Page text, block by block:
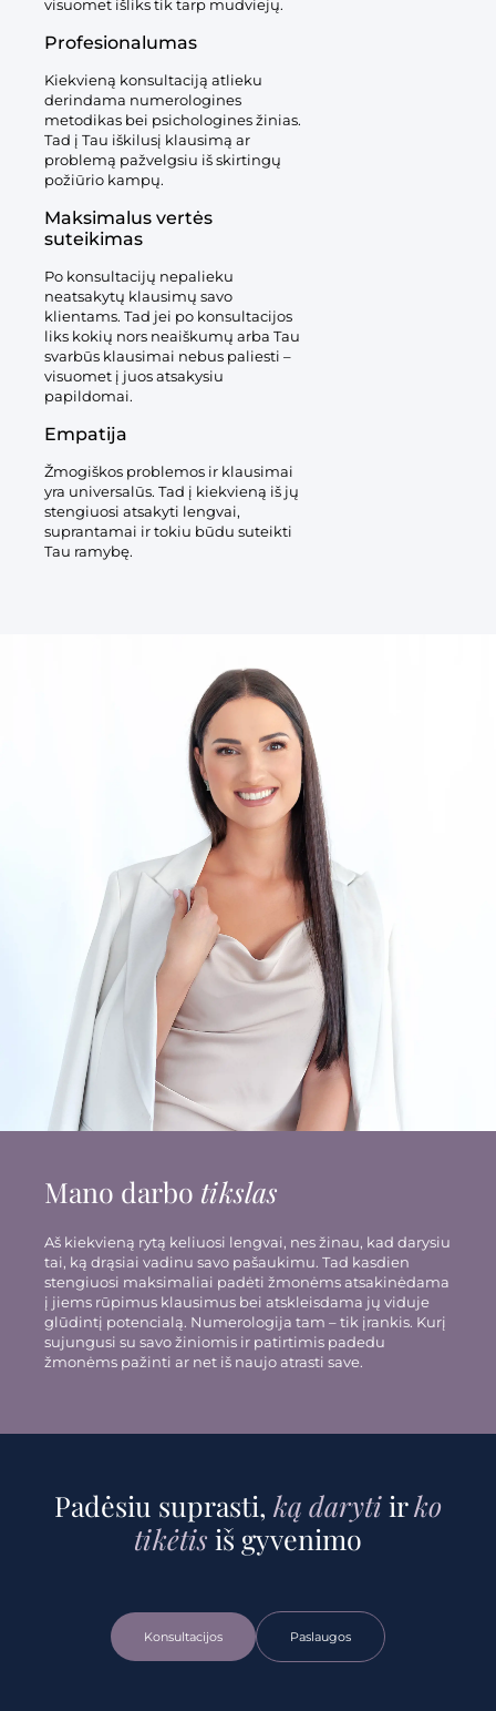
visuomet išliks tik tarp mudviejų.
Profesionalumas
Kiekvieną konsultaciją atlieku
derindama numerologines
metodikas bei psichologines žinias.
Tad į Tau iškilusį klausimą ar
problemą pažvelgsiu iš skirtingų
požiūrio kampų.
Maksimalus vertės
suteikimas
Po konsultacijų nepalieku
neatsakytų klausimų savo
klientams. Tad jei po konsultacijos
liks kokių nors neaiškumų arba Tau
svarbūs klausimai nebus paliesti –
visuomet į juos atsakysiu
papildomai.
Empatija
Žmogiškos problemos ir klausimai
yra universalūs. Tad į kiekvieną iš jų
stengiuosi atsakyti lengvai,
suprantamai ir tokiu būdu suteikti
Tau ramybę.
Mano darbo tikslas
Aš kiekvieną rytą keliuosi lengvai, nes žinau, kad darysiu
tai, ką drąsiai vadinu savo pašaukimu. Tad kasdien
stengiuosi maksimaliai padėti žmonėms atsakinėdama
į jiems rūpimus klausimus bei atskleisdama jų viduje
glūdintį potencialą. Numerologija tam – tik įrankis. Kurį
sujungusi su savo žiniomis ir patirtimis padedu
žmonėms pažinti ar net iš naujo atrasti save.
Padėsiu suprasti, ką darytiirko
tikėtis iš gyvenimo
Konsultacijos Paslaugos